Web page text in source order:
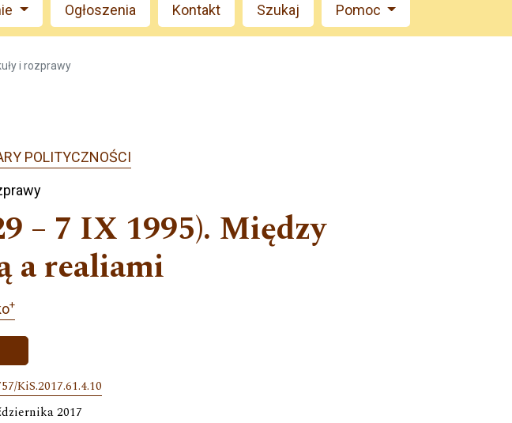
Ogłoszenia Kontakt Szukaj Pomoc
i rozprawy
POLITYCZNOŚCI
– 7 IX 1995). Między
a realiami
+
KiS.2017.61.4.10
2017